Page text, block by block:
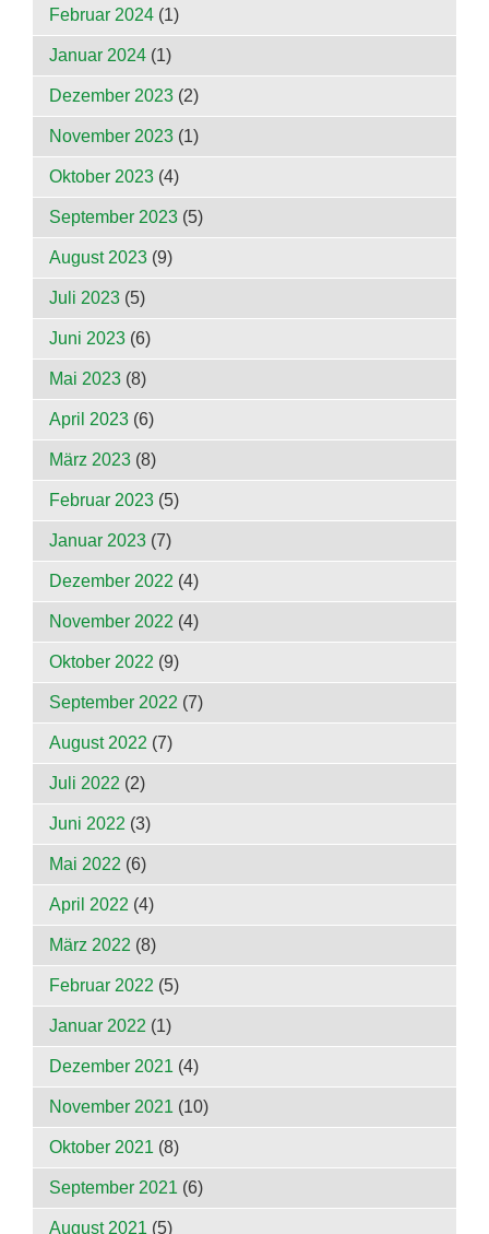
Februar 2024 (1)
Januar 2024 (1)
Dezember 2023 (2)
November 2023 (1)
Oktober 2023 (4)
September 2023 (5)
August 2023 (9)
Juli 2023 (5)
Juni 2023 (6)
Mai 2023 (8)
April 2023 (6)
März 2023 (8)
Februar 2023 (5)
Januar 2023 (7)
Dezember 2022 (4)
November 2022 (4)
Oktober 2022 (9)
September 2022 (7)
August 2022 (7)
Juli 2022 (2)
Juni 2022 (3)
Mai 2022 (6)
April 2022 (4)
März 2022 (8)
Februar 2022 (5)
Januar 2022 (1)
Dezember 2021 (4)
November 2021 (10)
Oktober 2021 (8)
September 2021 (6)
August 2021 (5)